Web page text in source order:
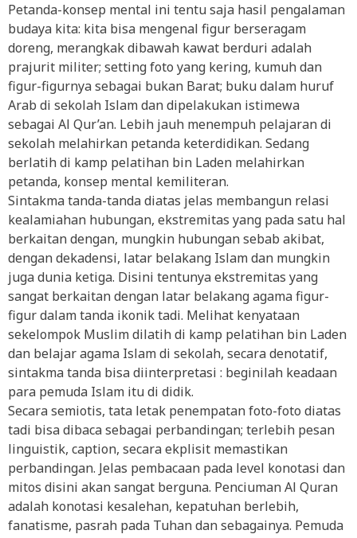
Petanda-konsep mental ini tentu saja hasil pengalaman
budaya kita: kita bisa mengenal figur berseragam
doreng, merangkak dibawah kawat berduri adalah
prajurit militer; setting foto yang kering, kumuh dan
figur-figurnya sebagai bukan Barat; buku dalam huruf
Arab di sekolah Islam dan dipelakukan istimewa
sebagai Al Qur’an. Lebih jauh menempuh pelajaran di
sekolah melahirkan petanda keterdidikan. Sedang
berlatih di kamp pelatihan bin Laden melahirkan
petanda, konsep mental kemiliteran.
Sintakma tanda-tanda diatas jelas membangun relasi
kealamiahan hubungan, ekstremitas yang pada satu hal
berkaitan dengan, mungkin hubungan sebab akibat,
dengan dekadensi, latar belakang Islam dan mungkin
juga dunia ketiga. Disini tentunya ekstremitas yang
sangat berkaitan dengan latar belakang agama figur-
figur dalam tanda ikonik tadi. Melihat kenyataan
sekelompok Muslim dilatih di kamp pelatihan bin Laden
dan belajar agama Islam di sekolah, secara denotatif,
sintakma tanda bisa diinterpretasi : beginilah keadaan
para pemuda Islam itu di didik.
Secara semiotis, tata letak penempatan foto-foto diatas
tadi bisa dibaca sebagai perbandingan; terlebih pesan
linguistik, caption, secara ekplisit memastikan
perbandingan. Jelas pembacaan pada level konotasi dan
mitos disini akan sangat berguna. Penciuman Al Quran
adalah konotasi kesalehan, kepatuhan berlebih,
fanatisme, pasrah pada Tuhan dan sebagainya. Pemuda